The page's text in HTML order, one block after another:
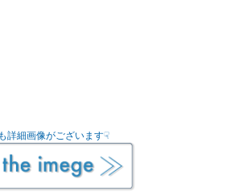
詳細画像がございます☟